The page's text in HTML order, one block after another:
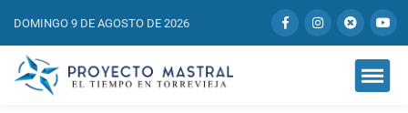
DOMINGO 9 DE AGOSTO DE 2026